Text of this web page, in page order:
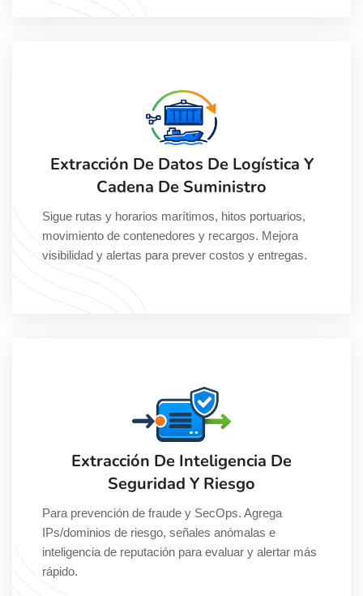
Extracción De Datos De Logística Y
Cadena De Suministro
Sigue rutas y horarios marítimos, hitos portuarios,
movimiento de contenedores y recargos. Mejora
visibilidad y alertas para prever costos y entregas.
Extracción De Inteligencia De
Seguridad Y Riesgo
Para prevención de fraude y SecOps. Agrega
IPs/dominios de riesgo, señales anómalas e
inteligencia de reputación para evaluar y alertar más
rápido.